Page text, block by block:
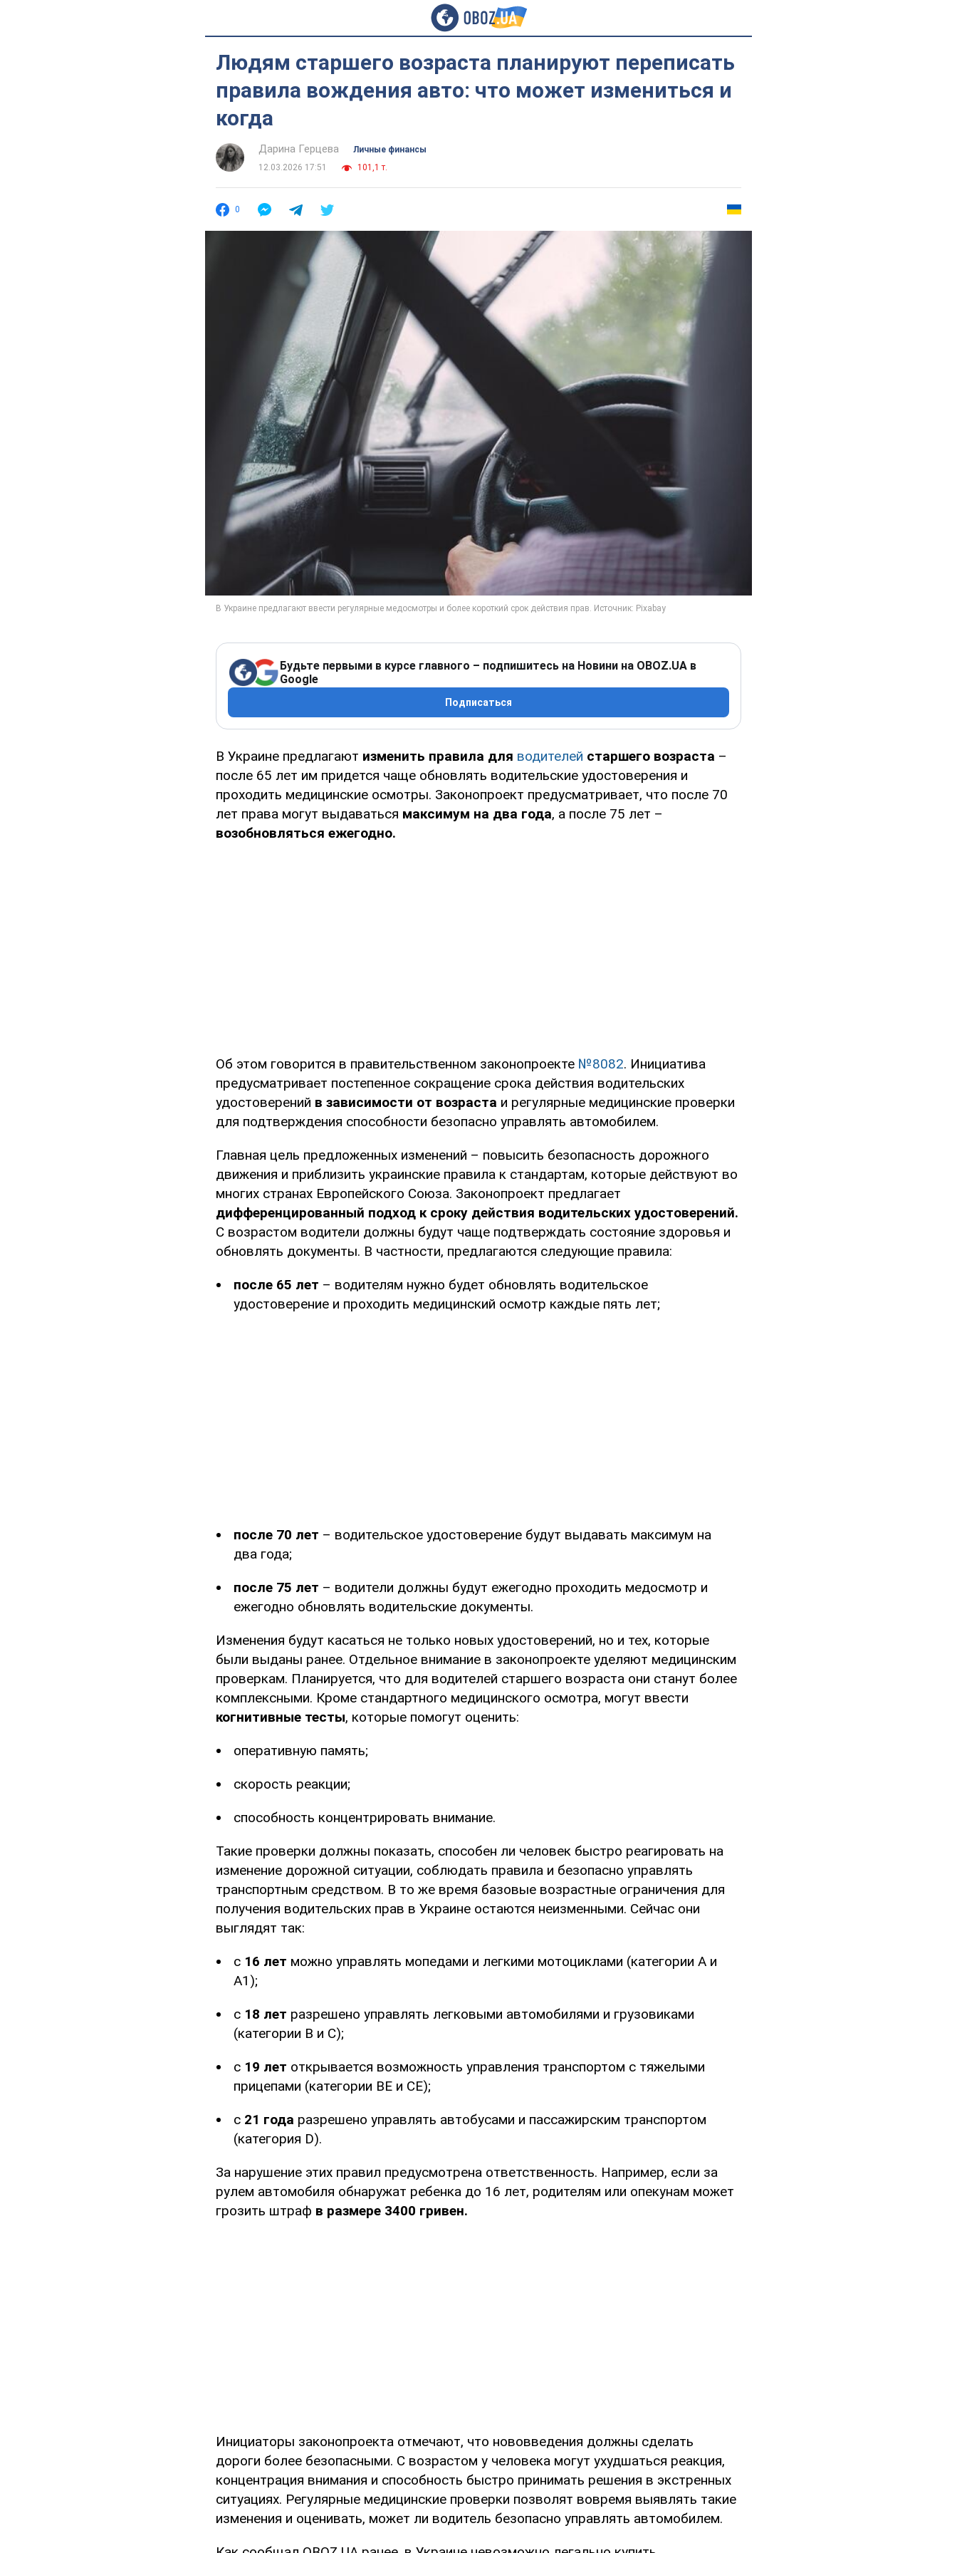
Людям старшего возраста планируют переписать
правила вождения авто: что может измениться и
когда
Дарина Герцева
Личные финансы
12.03.2026 17:51
101,1 т.
0
Будьте первыми в курсе главного – подпишитесь на Новини на OBOZ.UA в
Google
Подписаться
В Украине предлагают изменить правила для водителей старшего возраста –
после 65 лет им придется чаще обновлять водительские удостоверения и
проходить медицинские осмотры. Законопроект предусматривает, что после 70
лет права могут выдаваться максимум на два года, а после 75 лет –
возобновляться ежегодно.
Об этом говорится в правительственном законопроекте №8082. Инициатива
предусматривает постепенное сокращение срока действия водительских
удостоверений в зависимости от возраста и регулярные медицинские проверки
для подтверждения способности безопасно управлять автомобилем.
Главная цель предложенных изменений – повысить безопасность дорожного
движения и приблизить украинские правила к стандартам, которые действуют во
многих странах Европейского Союза. Законопроект предлагает
дифференцированный подход к сроку действия водительских удостоверений.
С возрастом водители должны будут чаще подтверждать состояние здоровья и
обновлять документы. В частности, предлагаются следующие правила:
после 65 лет – водителям нужно будет обновлять водительское
удостоверение и проходить медицинский осмотр каждые пять лет;
после 70 лет – водительское удостоверение будут выдавать максимум на
два года;
после 75 лет – водители должны будут ежегодно проходить медосмотр и
ежегодно обновлять водительские документы.
Изменения будут касаться не только новых удостоверений, но и тех, которые
были выданы ранее. Отдельное внимание в законопроекте уделяют медицинским
проверкам. Планируется, что для водителей старшего возраста они станут более
комплексными. Кроме стандартного медицинского осмотра, могут ввести
когнитивные тесты, которые помогут оценить:
оперативную память;
скорость реакции;
способность концентрировать внимание.
Такие проверки должны показать, способен ли человек быстро реагировать на
изменение дорожной ситуации, соблюдать правила и безопасно управлять
транспортным средством. В то же время базовые возрастные ограничения для
получения водительских прав в Украине остаются неизменными. Сейчас они
выглядят так:
с 16 лет можно управлять мопедами и легкими мотоциклами (категории А и
А1);
с 18 лет разрешено управлять легковыми автомобилями и грузовиками
(категории B и C);
с 19 лет открывается возможность управления транспортом с тяжелыми
прицепами (категории BE и CE);
с 21 года разрешено управлять автобусами и пассажирским транспортом
(категория D).
За нарушение этих правил предусмотрена ответственность. Например, если за
рулем автомобиля обнаружат ребенка до 16 лет, родителям или опекунам может
грозить штраф в размере 3400 гривен.
Инициаторы законопроекта отмечают, что нововведения должны сделать
дороги более безопасными. С возрастом у человека могут ухудшаться реакция,
концентрация внимания и способность быстро принимать решения в экстренных
ситуациях. Регулярные медицинские проверки позволят вовремя выявлять такие
изменения и оценивать, может ли водитель безопасно управлять автомобилем.